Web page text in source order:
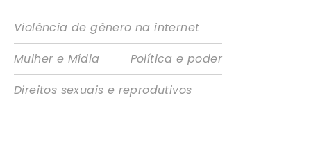
Violência de gênero na internet
Mulher e Mídia
|
Política e poder
Direitos sexuais e reprodutivos